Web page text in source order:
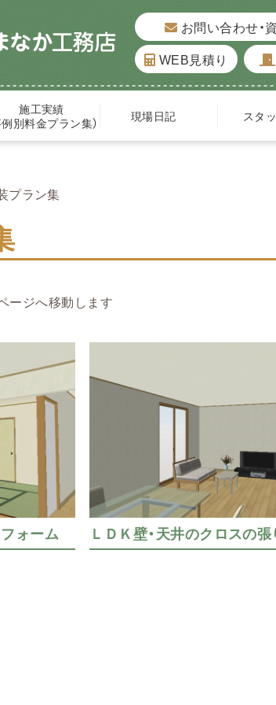
お問い合わせ・
WEB見積り
施工実績
例別料金プラン集）
現場日記 スタ
プラン集
ージへ移動します
ォーム ＬＤＫ壁・天井のクロスの